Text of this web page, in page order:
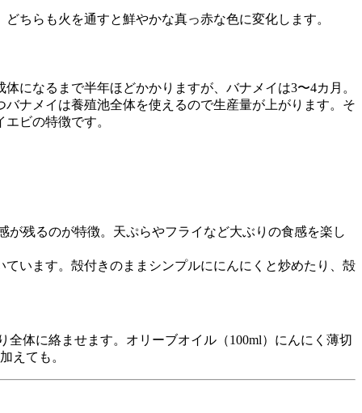
ちらも火を通すと鮮やかな真っ赤な色に変化します。
になるまで半年ほどかかりますが、バナメイは3〜4カ月。
ナメイは養殖池全体を使えるので生産量が上がります。そ
ビの特徴です。
残るのが特徴。天ぷらやフライなど大ぶりの食感を楽し
います。殻付きのままシンプルににんにくと炒めたり、殻
体に絡ませます。オリーブオイル（100ml）にんにく薄切
えても。